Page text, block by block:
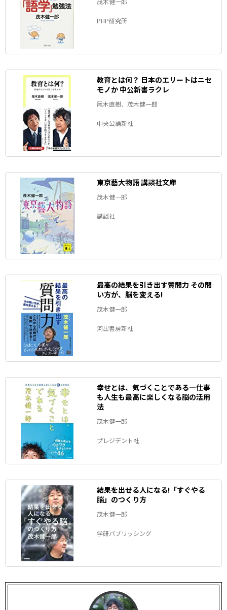
PHP研究所
教育とは何？ 日本のエリートはニセ
モノか 中公新書ラクレ
尾木直樹、茂木健一郎
中央公論新社
東京藝大物語 講談社文庫
茂木健一郎
講談社
最高の結果を引き出す質問力 その問
い方が、脳を変える!
茂木健一郎
河出書房新社
幸せとは、気づくことである―仕事
も人生も最高に楽しくなる脳の活用
法
茂木健一郎
プレジデント社
結果を出せる人になる!「すぐやる
脳」のつくり方
茂木健一郎
学研パブリッシング